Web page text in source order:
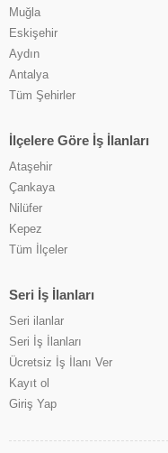
Muğla
Eskişehir
Aydın
Antalya
Tüm Şehirler
İlçelere Göre İş İlanları
Ataşehir
Çankaya
Nilüfer
Kepez
Tüm İlçeler
Seri İş İlanları
Seri ilanlar
Seri İş İlanları
Ücretsiz İş İlanı Ver
Kayıt ol
Giriş Yap